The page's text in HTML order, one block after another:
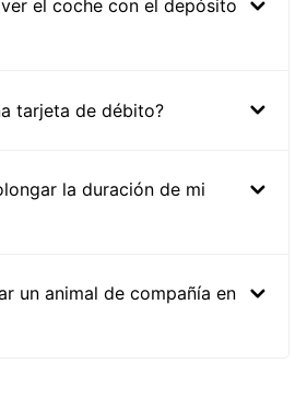
el coche con el depósito
tarjeta de débito?
la duración de mi
un animal de compañía en